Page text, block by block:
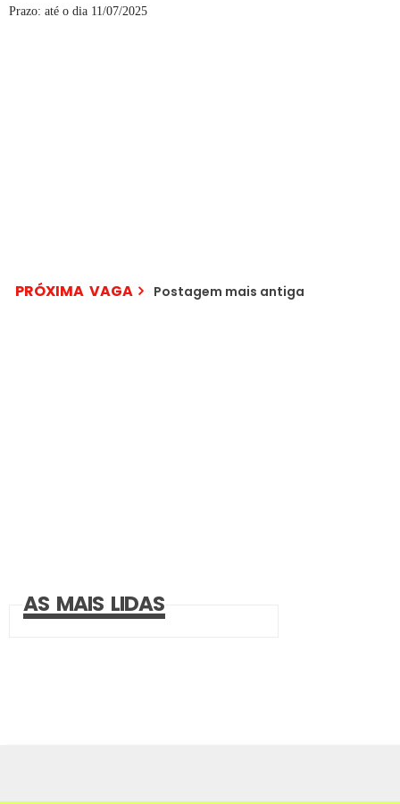
Prazo: até o dia 11/07/2025
PRÓXIMA VAGA Postagem mais antiga
AS MAIS LIDAS